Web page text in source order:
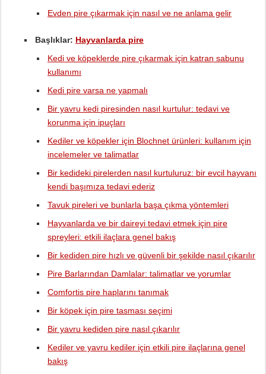
Evden pire çıkarmak için nasıl ve ne anlama gelir
Başlıklar: Hayvanlarda pire
Kedi ve köpeklerde pire çıkarmak için katran sabunu
kullanımı
Kedi pire varsa ne yapmalı
Bir yavru kedi piresinden nasıl kurtulur: tedavi ve
korunma için ipuçları
Kediler ve köpekler için Blochnet ürünleri: kullanım için
incelemeler ve talimatlar
Bir kedideki pirelerden nasıl kurtuluruz: bir evcil hayvanı
kendi başımıza tedavi ederiz
Tavuk pireleri ve bunlarla başa çıkma yöntemleri
Hayvanlarda ve bir daireyi tedavi etmek için pire
spreyleri: etkili ilaçlara genel bakış
Bir kediden pire hızlı ve güvenli bir şekilde nasıl çıkarılır
Pire Barlarından Damlalar: talimatlar ve yorumlar
Comfortis pire haplarını tanımak
Bir köpek için pire tasması seçimi
Bir yavru kediden pire nasıl çıkarılır
Kediler ve yavru kediler için etkili pire ilaçlarına genel
bakış